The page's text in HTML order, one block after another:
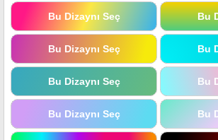
Bu Dizaynı Seç Bu
Bu Dizaynı Seç Bu
Bu Dizaynı Seç Bu
Bu Dizaynı Seç Bu